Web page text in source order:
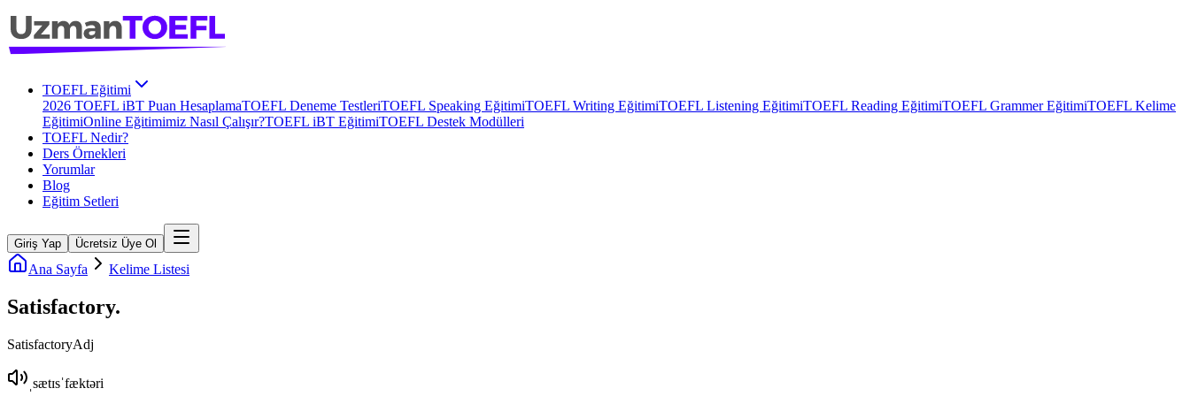
TOEFL Eğitimi
2026 TOEFL iBT Puan HesaplamaTOEFL Deneme TestleriTOEFL Speaking EğitimiTOEFL Writing EğitimiTOEFL Listening EğitimiTOEFL Reading EğitimiTOEFL Grammer EğitimiTOEFL Kelime
EğitimiOnline Eğitimimiz Nasıl Çalışır?TOEFL iBT EğitimiTOEFL Destek Modülleri
TOEFL Nedir?
Ders Örnekleri
Yorumlar
Blog
Eğitim Setleri
Giriş Yap Ücretsiz Üye Ol
Ana Sayfa Kelime Listesi
Satisfactory.
SatisfactoryAdj
ˌsætɪsˈfæktəri